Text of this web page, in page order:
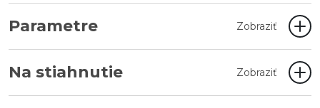
Parametre Zobraziť
Na stiahnutie Zobraziť